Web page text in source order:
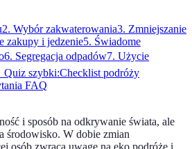
2. Wybór zakwaterowania3. Zmniejszanie
zakupy i jedzenie5. Świadome
6. Segregacja odpadów7. Użycie
Quiz szybki:Checklist podróży
FAQ
i sposób na odkrywanie świata, ale
środowisko. W dobie zmian